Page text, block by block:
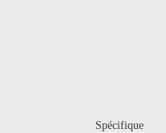
Spécifique